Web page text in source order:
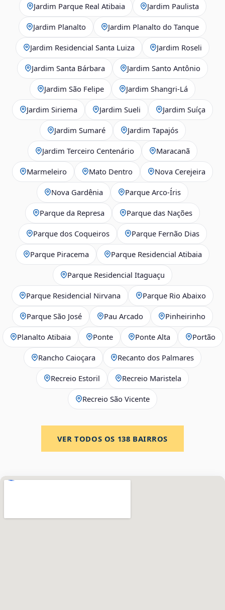
Jardim Parque Real Atibaia Jardim Paulista
Jardim Planalto Jardim Planalto do Tanque
Jardim Residencial Santa Luiza Jardim Roseli
Jardim Santa Bárbara Jardim Santo Antônio
Jardim São Felipe Jardim Shangri-Lá
Jardim Siriema Jardim Sueli Jardim Suíça
Jardim Sumaré Jardim Tapajós
Jardim Terceiro Centenário Maracanã
Marmeleiro Mato Dentro Nova Cerejeira
Nova Gardênia Parque Arco-Íris
Parque da Represa Parque das Nações
Parque dos Coqueiros Parque Fernão Dias
Parque Piracema Parque Residencial Atibaia
Parque Residencial Itaguaçu
Parque Residencial Nirvana Parque Rio Abaixo
Parque São José Pau Arcado Pinheirinho
Planalto Atibaia Ponte Ponte Alta Portão
Rancho Caioçara Recanto dos Palmares
Recreio Estoril Recreio Maristela
Recreio São Vicente
VER TODOS OS 138 BAIRROS